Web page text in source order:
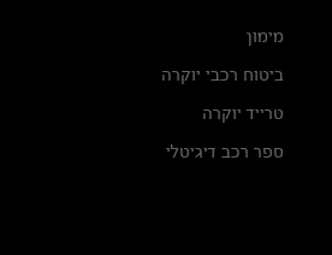
מימון
ביטוח רכבי יוקרה
טרייד יוקרה
ספר רכב דיגיטלי